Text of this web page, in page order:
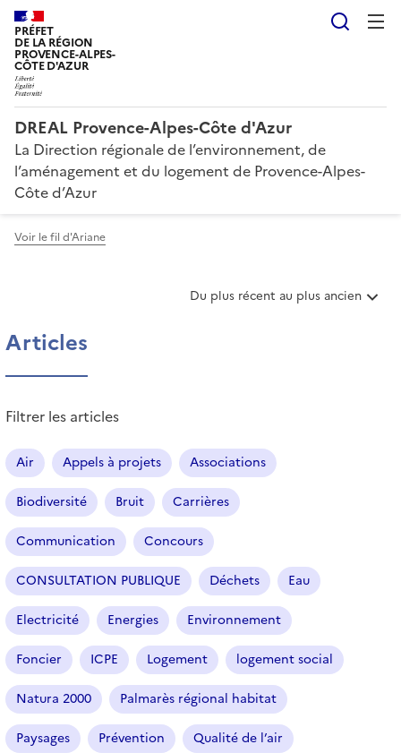
PRÉFET
DE LA RÉGION
PROVENCE-ALPES-
CÔTE D'AZUR
DREAL Provence-Alpes-Côte d'Azur
La Direction régionale de l’environnement, de
l’aménagement et du logement de Provence-Alpes-
Côte d’Azur
Voir le fil d'Ariane
T
r
t
i
c
l
e
Du plus récent au plus ancien
Articles
Filtrer les articles
Air Appels à projets Associations
Biodiversité Bruit Carrières
Communication Concours
CONSULTATION PUBLIQUE Déchets Eau
Electricité Energies Environnement
Foncier ICPE Logement logement social
Natura 2000 Palmarès régional habitat
Paysages Prévention Qualité de l’air